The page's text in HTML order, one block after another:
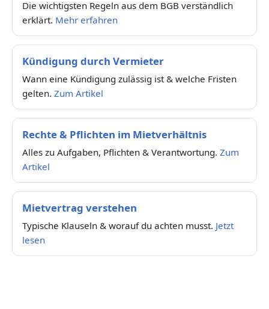
Die wichtigsten Regeln aus dem BGB verständlich
erklärt. Mehr erfahren
Kündigung durch Vermieter
Wann eine Kündigung zulässig ist & welche Fristen
gelten. Zum Artikel
Rechte & Pflichten im Mietverhältnis
Alles zu Aufgaben, Pflichten & Verantwortung. Zum
Artikel
Mietvertrag verstehen
Typische Klauseln & worauf du achten musst. Jetzt
lesen